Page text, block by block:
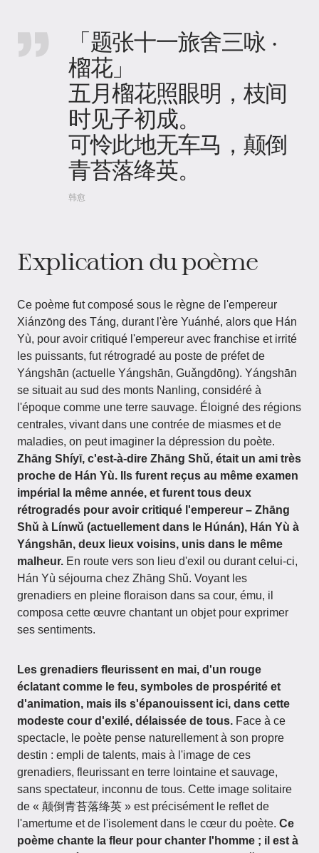
「题张十一旅舍三咏 ·
榴花」
五月榴花照眼明，枝间
时见子初成。
可怜此地无车马，颠倒
青苔落绛英。
韩愈
Explication du poème
Ce poème fut composé sous le règne de l'empereur
Xiánzōng des Táng, durant l'ère Yuánhé, alors que Hán
Yù, pour avoir critiqué l'empereur avec franchise et irrité
les puissants, fut rétrogradé au poste de préfet de
Yángshān (actuelle Yángshān, Guǎngdōng). Yángshān
se situait au sud des monts Nanling, considéré à
l'époque comme une terre sauvage. Éloigné des régions
centrales, vivant dans une contrée de miasmes et de
maladies, on peut imaginer la dépression du poète.
Zhāng Shíyī, c'est-à-dire Zhāng Shǔ, était un ami très
proche de Hán Yù. Ils furent reçus au même examen
impérial la même année, et furent tous deux
rétrogradés pour avoir critiqué l'empereur – Zhāng
Shǔ à Línwǔ (actuellement dans le Húnán), Hán Yù à
Yángshān, deux lieux voisins, unis dans le même
malheur. En route vers son lieu d'exil ou durant celui-ci,
Hán Yù séjourna chez Zhāng Shǔ. Voyant les
grenadiers en pleine floraison dans sa cour, ému, il
composa cette œuvre chantant un objet pour exprimer
ses sentiments.
Les grenadiers fleurissent en mai, d'un rouge
éclatant comme le feu, symboles de prospérité et
d'animation, mais ils s'épanouissent ici, dans cette
modeste cour d'exilé, délaissée de tous. Face à ce
spectacle, le poète pense naturellement à son propre
destin : empli de talents, mais à l'image de ces
grenadiers, fleurissant en terre lointaine et sauvage,
sans spectateur, inconnu de tous. Cette image solitaire
de « 颠倒青苔落绛英 » est précisément le reflet de
l'amertume et de l'isolement dans le cœur du poète. Ce
poème chante la fleur pour chanter l'homme ; il est à